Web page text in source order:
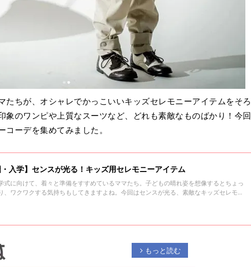
たちが、オシャレでかっこいいキッズセレモニーアイテムをそろ
象のワンピや上質なスーツなど、どれも素敵なものばかり！今回
ーデを集めてみました。
・入学】センスが光る！キッズ用セレモニーアイテム
式に向けて、着々と準備をすすめているママたち。子どもの晴れ姿を想像するとちょっ
、ワクワクする気持ちもしてきますよね。今回はセンスが光る、素敵なキッズセレモニ
arrow_forward_ios もっと読む